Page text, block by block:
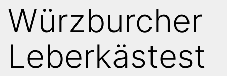
Würzburcher
Leberkästest